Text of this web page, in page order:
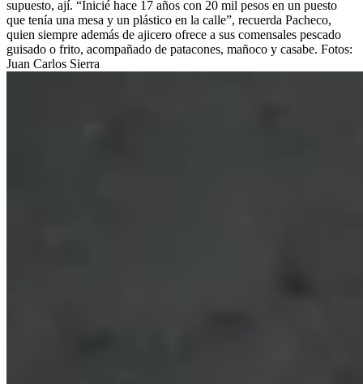
supuesto, ají. “Inicié hace 17 años con 20 mil pesos en un puesto
que tenía una mesa y un plástico en la calle”, recuerda Pacheco,
quien siempre además de ajicero ofrece a sus comensales pescado
guisado o frito, acompañado de patacones, mañoco y casabe. Fotos:
Juan Carlos Sierra